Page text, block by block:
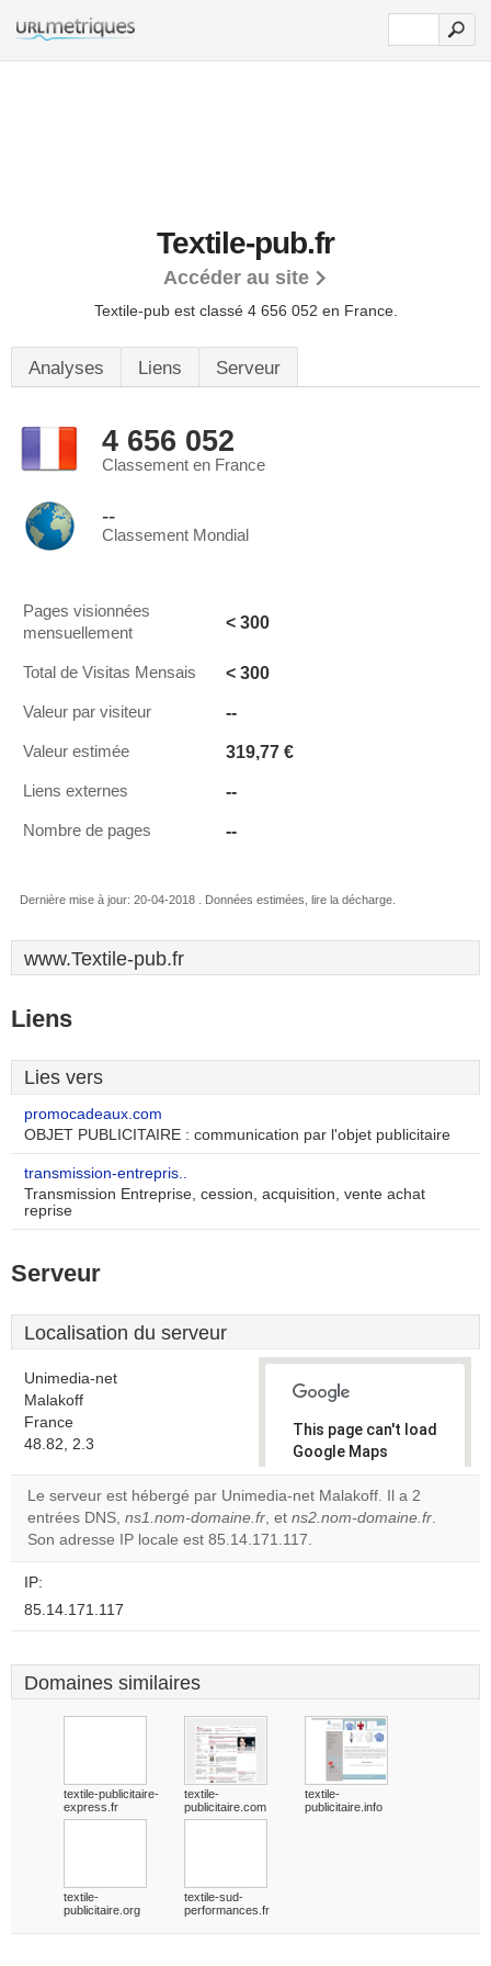
Textile-pub.fr
Accéder au site
Textile-pub est classé 4 656 052 en France.
Analyses Liens Serveur
4 656 052
Classement en France
--
Classement Mondial
Pages visionnées
mensuellement
< 300
Total de Visitas Mensais < 300
Valeur par visiteur --
Valeur estimée 319,77 €
Liens externes --
Nombre de pages --
Dernière mise à jour: 20-04-2018 . Données estimées, lire la décharge.
www.Textile-pub.fr
Liens
Lies vers
promocadeaux.com
OBJET PUBLICITAIRE : communication par l'objet publicitaire
transmission-entrepris..
Transmission Entreprise, cession, acquisition, vente achat
reprise
Serveur
Localisation du serveur
Unimedia-net
Malakoff
France
48.82, 2.3
This page can't load
Google Maps
correctly.
Do you
Le serveur est hébergé par Unimedia-net Malakoff. Il a 2
entrées DNS, ns1.nom-domaine.fr, et ns2.nom-domaine.fr.
Son adresse IP locale est 85.14.171.117.
IP:
85.14.171.117
Domaines similaires
textile-publicitaire-
express.fr
textile-
publicitaire.com
textile-
publicitaire.info
textile-
publicitaire.org
textile-sud-
performances.fr